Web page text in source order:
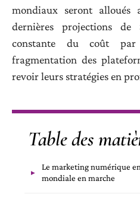
mondiaux seront alloués
dernières projections de
constante du coût
fragmentation des
revoir leurs stratégies en
Table des
Le marketing numérique
mondiale en marche